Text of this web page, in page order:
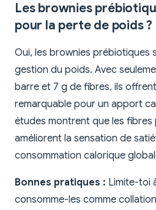
Les brownies
pour la perte de poids ?
Oui, les brownies prébiotiques
gestion du poids. Avec
barre et 7 g de fibres, ils
remarquable pour un apport
études montrent que les fibres
améliorent la sensation de
consommation calorique
Bonnes pratiques : Limite-toi
consomme-les comme